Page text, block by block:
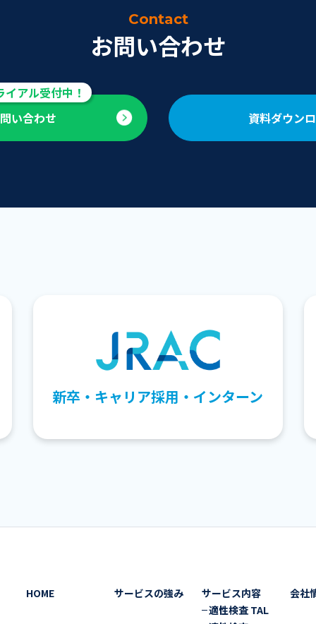
Contact
お問い合わせ
い合わせ 資料ダウン
新卒・キャリア採用・インターン
HOME サービスの強み
サービス内容
適性検査 TAL
会社